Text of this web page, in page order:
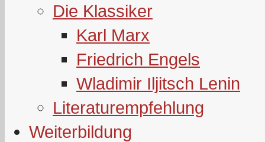
Die Klassiker
Karl Marx
Friedrich Engels
Wladimir Iljitsch Lenin
Literaturempfehlung
Weiterbildung